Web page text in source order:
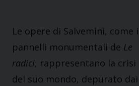
Le opere di Salvemini, come i
pannelli monumentali de Le
radici, rappresentano la crisi
del suo mondo, depurato dai